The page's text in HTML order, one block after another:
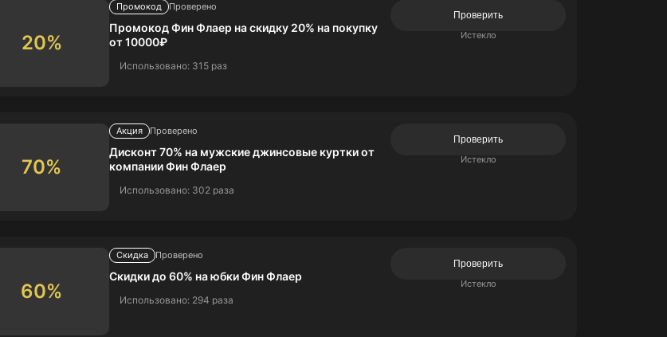
20%
Промокод Проверено
Промокод Фин Флаер на скидку 20% на покупку
от 10000₽
Использовано: 315 раз
Проверить
Истекло
70%
Акция Проверено
Дисконт 70% на мужские джинсовые куртки от
компании Фин Флаер
Использовано: 302 раза
Проверить
Истекло
60%
Скидка Проверено
Скидки до 60% на юбки Фин Флаер
Использовано: 294 раза
Проверить
Истекло